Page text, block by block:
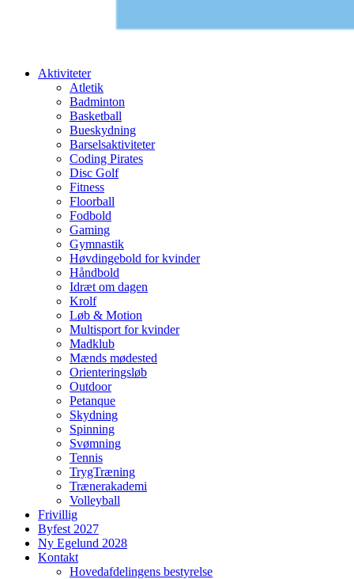
Aktiviteter
Atletik
Badminton
Basketball
Bueskydning
Barselsaktiviteter
Coding Pirates
Disc Golf
Fitness
Floorball
Fodbold
Gaming
Gymnastik
Høvdingebold for kvinder
Håndbold
Idræt om dagen
Krolf
Løb & Motion
Multisport for kvinder
Madklub
Mænds mødested
Orienteringsløb
Outdoor
Petanque
Skydning
Spinning
Svømning
Tennis
TrygTræning
Trænerakademi
Volleyball
Frivillig
Byfest 2027
Ny Egelund 2028
Kontakt
Hovedafdelingens bestyrelse